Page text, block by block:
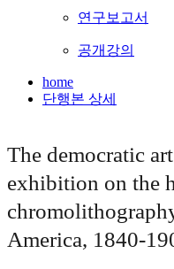
연구보고서
공개강의
home
단행본 상세
The democratic
exhibition on the
America, 1840-